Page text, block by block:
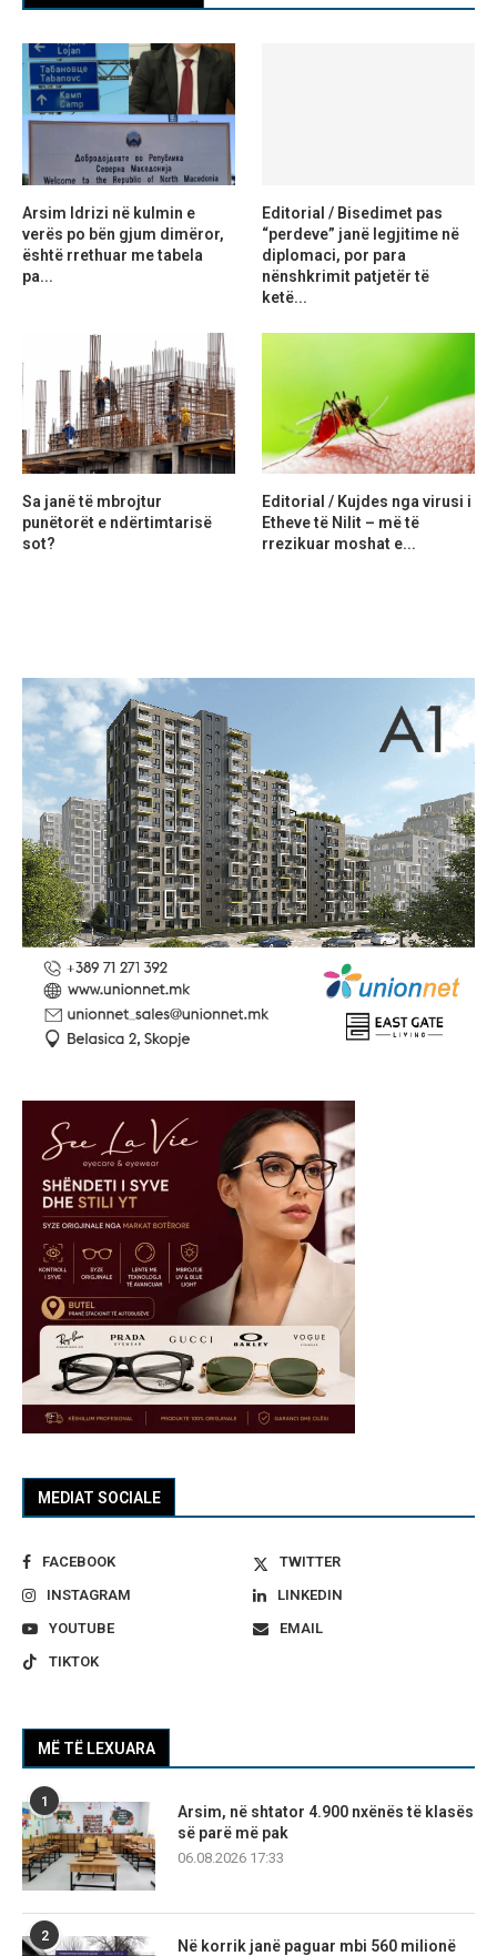
MEDIAT SOCIALE
FACEBOOK
TWITTER
INSTAGRAM
LINKEDIN
YOUTUBE
EMAIL
TIKTOK
MË TË LEXUARA
1
Arsim, në shtator 4.900 nxënës të klasës
së parë më pak
06.08.2026 17:33
2
Në korrik janë paguar mbi 560 milionë
Arsim Idrizi në kulmin e
verës po bën gjum dimëror,
është rrethuar me tabela
pa...
Editorial / Bisedimet pas
“perdeve” janë legjitime në
diplomaci, por para
nënshkrimit patjetër të
ketë...
Sa janë të mbrojtur
punëtorët e ndërtimtarisë
sot?
Editorial / Kujdes nga virusi i
Etheve të Nilit – më të
rrezikuar moshat e...